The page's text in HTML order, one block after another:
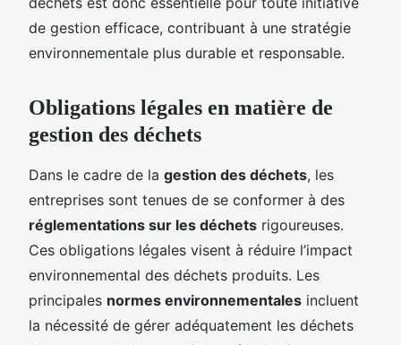
de gestion efficace, contribuant à une stratégie
environnementale plus durable et responsable.
Obligations légales en matière de
gestion des déchets
Dans le cadre de la gestion des déchets, les
entreprises sont tenues de se conformer à des
réglementations sur les déchets rigoureuses.
Ces obligations légales visent à réduire l’impact
environnemental des déchets produits. Les
principales normes environnementales incluent
la nécessité de gérer adéquatement les déchets